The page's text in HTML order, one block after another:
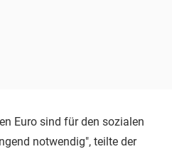
Euro sind für den sozialen
notwendig", teilte der